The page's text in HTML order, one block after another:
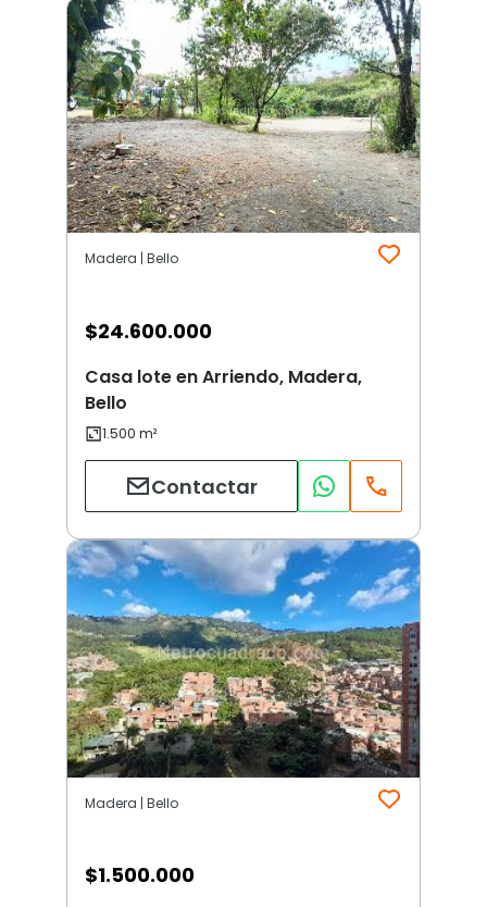
Madera | Bello
$24.600.000
Casa lote en Arriendo, Madera,
Bello
Contactar
Madera | Bello
$1.500.000